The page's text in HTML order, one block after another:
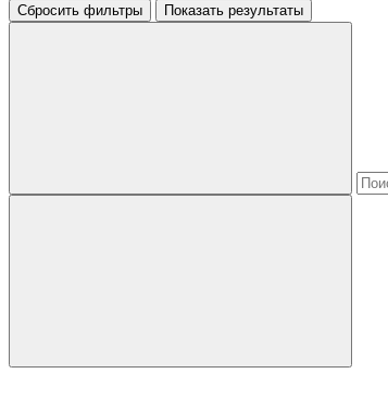
Сбросить фильтры
Показать результаты